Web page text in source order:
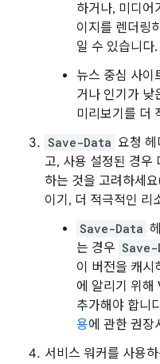
하거나, 미디어
이지를 렌더링
일 수 있습니다.
뉴스 중심 사이
거나 인기가 낮
미리보기를 더
Save-Data 요청
고, 사용 설정된 경우
하는 것을 고려하세
이기, 더 적극적인 리
Save-Data
는 경우 Save-
이 버전을 캐시
에 알리기 위해
추가해야 합니
용에 관한 권장
서비스 워커를 사용